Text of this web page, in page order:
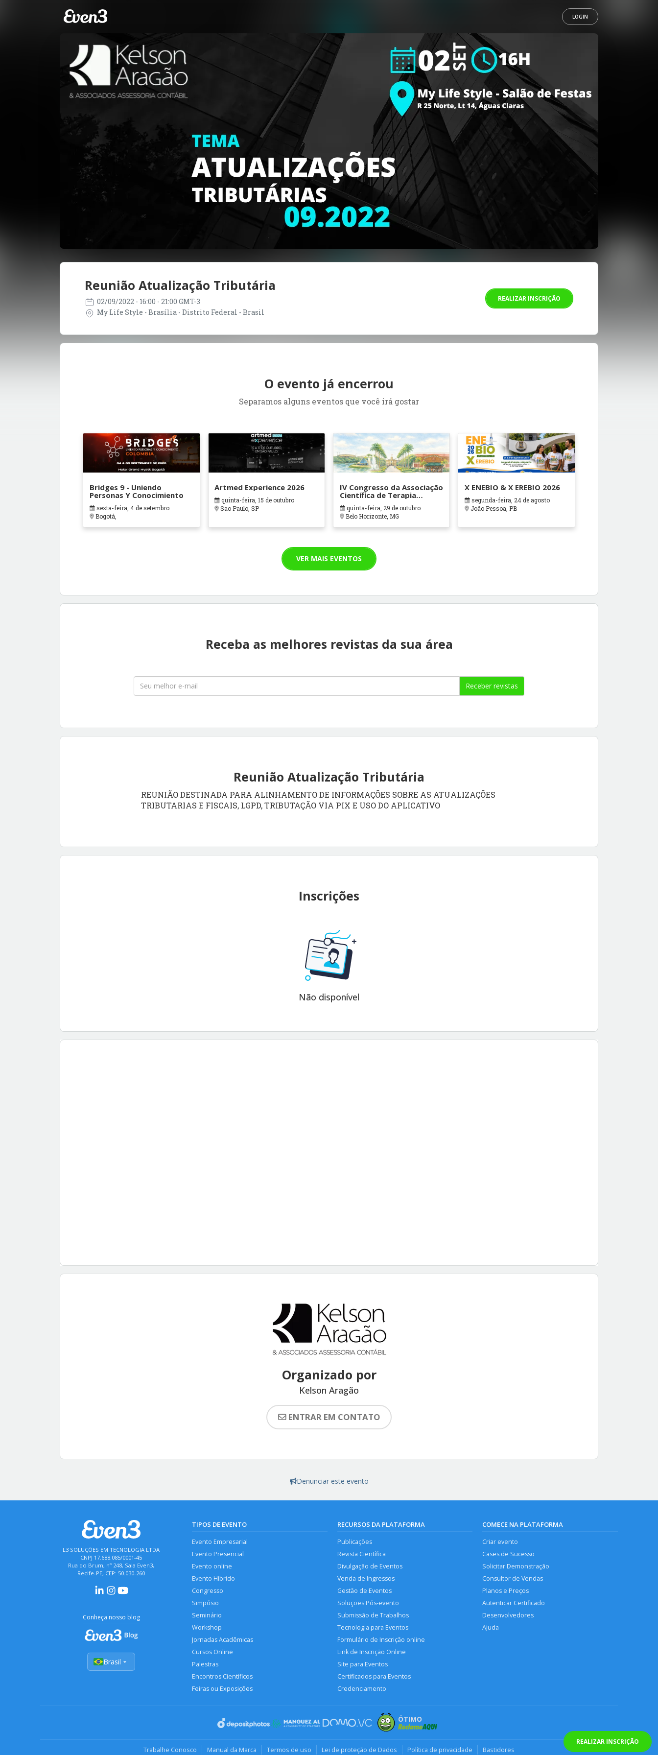
LOGIN
Reunião Atualização Tributária
02/09/2022 - 16:00 - 21:00 GMT-3
My Life Style - Brasília - Distrito Federal - Brasil
REALIZAR INSCRIÇÃO
O evento já encerrou
Separamos alguns eventos que você irá gostar
Bridges 9 - Uniendo
Personas Y Conocimiento
sexta-feira, 4 de setembro
Bogotá,
Artmed Experience 2026
quinta-feira, 15 de outubro
Sao Paulo, SP
IV Congresso da Associação
Científica de Terapia
Ocupacional em Contextos
Hospitalares e Cuidados
Paliativos - ATOHOSP
quinta-feira, 29 de outubro
Belo Horizonte, MG
X ENEBIO & X EREBIO 2026
segunda-feira, 24 de agosto
João Pessoa, PB
VER MAIS EVENTOS
Receba as melhores revistas da sua área
Receber revistas
Reunião Atualização Tributária
REUNIÃO DESTINADA PARA ALINHAMENTO DE INFORMAÇÕES SOBRE AS ATUALIZAÇÕES
TRIBUTARIAS E FISCAIS, LGPD, TRIBUTAÇÃO VIA PIX E USO DO APLICATIVO
Inscrições
Não disponível
REALIZAR INSCRIÇÃO
Organizado por
Kelson Aragão
ENTRAR EM CONTATO
Denunciar este evento
L3 SOLUÇÕES EM TECNOLOGIA LTDA
CNPJ 17.688.085/0001-45
Rua do Brum, nº 248, Sala Even3,
Recife-PE, CEP: 50.030-260
Conheça nosso blog
Brasil
TIPOS DE EVENTO
Evento Empresarial
Evento Presencial
Evento online
Evento Híbrido
Congresso
Simpósio
Seminário
Workshop
Jornadas Acadêmicas
Cursos Online
Palestras
Encontros Científicos
Feiras ou Exposições
RECURSOS DA PLATAFORMA
Publicações
Revista Científica
Divulgação de Eventos
Venda de Ingressos
Gestão de Eventos
Soluções Pós-evento
Submissão de Trabalhos
Tecnologia para Eventos
Formulário de Inscrição online
Link de Inscrição Online
Site para Eventos
Certificados para Eventos
Credenciamento
COMECE NA PLATAFORMA
Criar evento
Cases de Sucesso
Solicitar Demonstração
Consultor de Vendas
Planos e Preços
Autenticar Certificado
Desenvolvedores
Ajuda
ÓTIMO
Trabalhe Conosco Manual da Marca Termos de uso Lei de proteção de Dados Política de privacidade Bastidores